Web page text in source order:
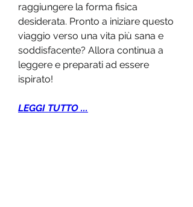
raggiungere la forma fisica
desiderata. Pronto a iniziare questo
viaggio verso una vita più sana e
soddisfacente? Allora continua a
leggere e preparati ad essere
ispirato!
LEGGI TUTTO ...